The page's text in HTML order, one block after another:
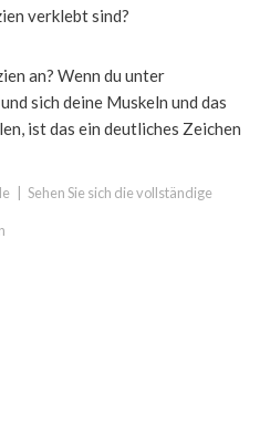
verklebt sind?
an? Wenn du unter
sich deine Muskeln und das
ist das ein deutliches Zeichen
Sehen Sie sich die vollständige